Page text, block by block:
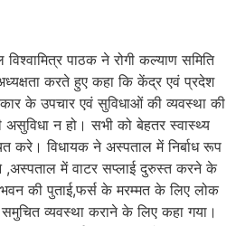
पाठक ने रोगी कल्याण समिति
करते हुए कहा कि केंद्र एवं प्रदेश
के उपचार एवं सुविधाओं की व्यवस्था की
न हो। सभी को बेहतर स्वास्थ्य
करे। विधायक ने अस्पताल में निर्बाध रूप
,अस्पताल में वाटर सप्लाई दुरुस्त करने के
भवन की पुताई,फर्स के मरम्मत के लिए लोक
समुचित व्यवस्था कराने के लिए कहा गया।